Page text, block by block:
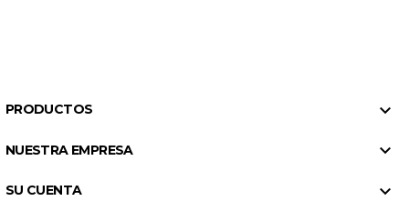
PRODUCTOS 
NUESTRA EMPRESA 
SU CUENTA 